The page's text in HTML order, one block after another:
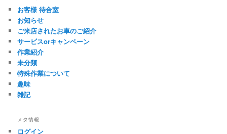
ブ
お客様 待合室
お知らせ
ご来店されたお車のご紹介
サービスorキャンペーン
作業紹介
未分類
特殊作業について
趣味
雑記
メタ情報
ログイン